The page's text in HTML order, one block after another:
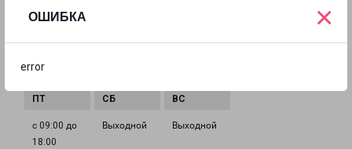
ОШИБКА
error
×
18:00
с 09:00 до
18:00
Выходной Выходной